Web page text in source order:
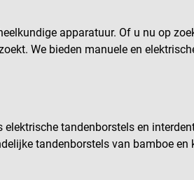
apparatuur. Of u nu op
We bieden manuele en
tandenborstels en
tandenborstels van bamboe